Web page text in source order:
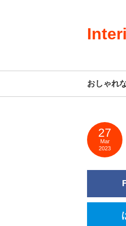
おしゃれ
27
Mar
2023